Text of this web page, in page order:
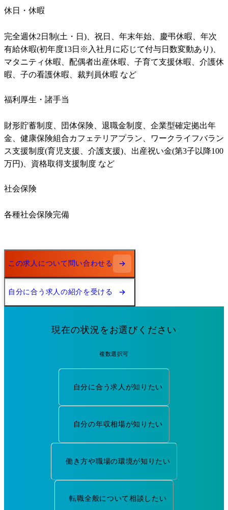
休日・休暇
完全週休2日制(土・日)、祝日、年末年始、慶弔休暇、年次
有給休暇(初年度13日※入社月に応じて付与日数変動あり)、
マタニティ休暇、配偶者出産休暇、子育て支援休暇、介護休
暇、子の看護休暇、裁判員休暇 など
福利厚生・諸手当
財形貯蓄制度、団体保険、退職金制度、企業型確定拠出年
金、健康保険組合カフェテリアプラン、ワークライフバラン
ス支援制度(育児支援、介護支援)、出産祝い金(第3子以降100
万円)、資格取得支援制度 など
社会保険
各種社会保険完備
この求人について問い合わせる
自分に合う求人の紹介を受ける
現在の状況をお選びください
複数選択可
自分に合う求人が知りたい
自分の年収相場が知りたい
働き方や職場の環境が知りたい
転職全般について相談したい